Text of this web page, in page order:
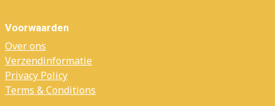
Voorwaarden
Over ons
Verzendinformatie
Privacy Policy
Terms & Conditions